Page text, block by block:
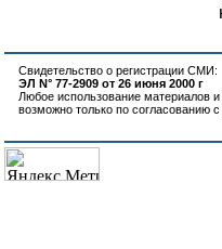
Свидетельство о регистрации СМИ:
ЭЛ N° 77-2909 от 26 июня 2000 г
Любое использование материалов
возможно только по согласованию